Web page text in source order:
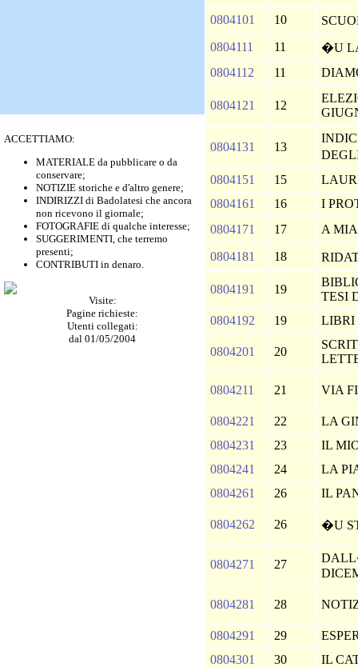
ACCETTIAMO:
MATERIALE da pubblicare o da
conservare;
NOTIZIE storiche e d'altro genere;
INDIRIZZI di Badolatesi che ancora
non ricevono il giornale;
FOTOGRAFIE di qualche interesse;
SUGGERIMENTI, che terremo
presenti;
CONTRIBUTI in denaro.
Visite:
Pagine richieste:
Utenti collegati:
dal 01/05/2004
0804101
10
0804111
11
�U
0804112
11
0804121 12
0804131 13
0804151
15
0804161
16
I
0804171
17
A
0804181
18
0804191 19
TESI
0804192
19 LIBRI
0804201 20
0804211 21 VIA
0804221 22
LA
0804231
23
IL
0804241
24
LA
0804261
26 IL
0804262 26 �U
0804271 27
0804281 28
0804291 29
0804301
30 IL